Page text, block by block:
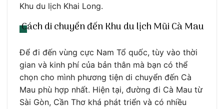
Khu du lịch Khai Long.
Cách di chuyển đến Khu du lịch Mũi Cà Mau
Để đi đến vùng cực Nam Tổ quốc, tùy vào thời
gian và kinh phí của bản thân mà bạn có thể
chọn cho mình phương tiện di chuyển đến Cà
Mau phù hợp nhất. Hiện tại, đường đi Cà Mau từ
Sài Gòn, Cần Thơ khá phát triển và có nhiều